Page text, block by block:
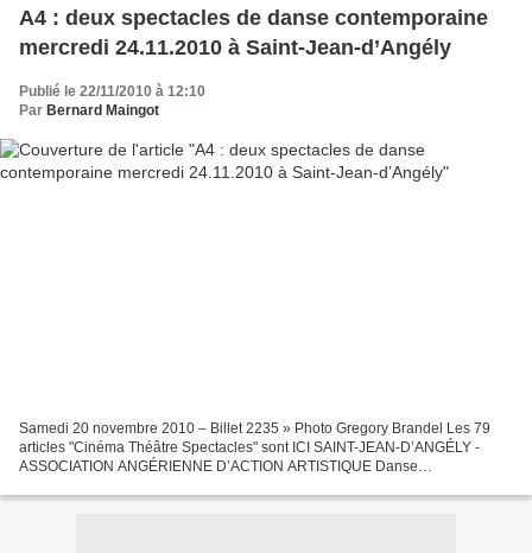
A4 : deux spectacles de danse contemporaine
mercredi 24.11.2010 à Saint-Jean-d’Angély
Publié le 22/11/2010 à 12:10
Par Bernard Maingot
Samedi 20 novembre 2010 – Billet 2235 » Photo Gregory Brandel Les 79
articles "Cinéma Théâtre Spectacles" sont ICI SAINT-JEAN-D’ANGÉLY -
ASSOCIATION ANGÉRIENNE D’ACTION ARTISTIQUE Danse
CONTEMPORAINE...